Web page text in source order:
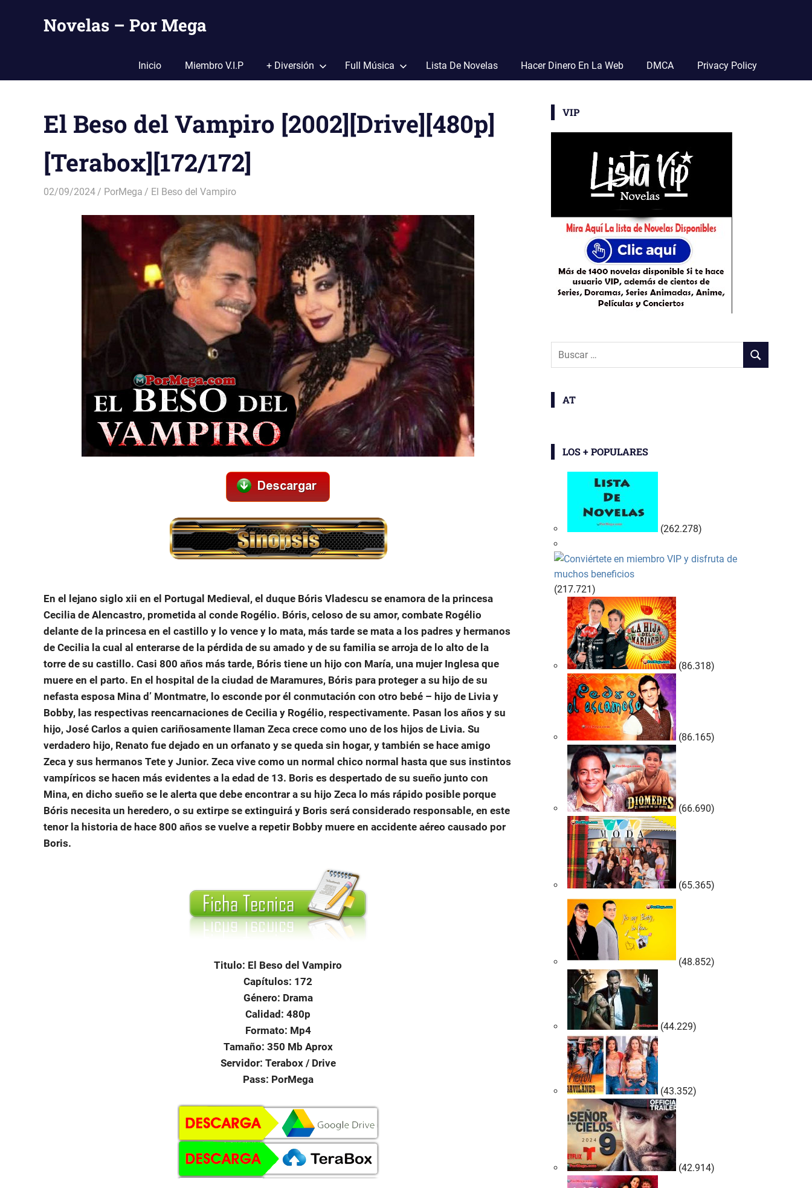
Novelas – Por Mega
Mega
Inicio Miembro V.I.P + Diversión Full Música Lista De Novelas Hacer Dinero En La Web DMCA Privacy Policy
El Beso del Vampiro [2002][Drive][480p]
[Terabox][172/172]
02/09/2024 PorMega El Beso del Vampiro
En el lejano siglo xii en el Portugal Medieval, el duque Bóris Vladescu se enamora de la princesa
Cecilia de Alencastro, prometida al conde Rogélio. Bóris, celoso de su amor, combate Rogélio
delante de la princesa en el castillo y lo vence y lo mata, más tarde se mata a los padres y hermanos
de Cecilia la cual al enterarse de la pérdida de su amado y de su familia se arroja de lo alto de la
torre de su castillo. Casi 800 años más tarde, Bóris tiene un hijo con María, una mujer Inglesa que
muere en el parto. En el hospital de la ciudad de Maramures, Bóris para proteger a su hijo de su
nefasta esposa Mina d’ Montmatre, lo esconde por él conmutación con otro bebé – hijo de Livia y
Bobby, las respectivas reencarnaciones de Cecilia y Rogélio, respectivamente. Pasan los años y su
hijo, José Carlos a quien cariñosamente llaman Zeca crece como uno de los hijos de Livia. Su
verdadero hijo, Renato fue dejado en un orfanato y se queda sin hogar, y también se hace amigo
Zeca y sus hermanos Tete y Junior. Zeca vive como un normal chico normal hasta que sus instintos
vampíricos se hacen más evidentes a la edad de 13. Boris es despertado de su sueño junto con
Mina, en dicho sueño se le alerta que debe encontrar a su hijo Zeca lo más rápido posible porque
Bóris necesita un heredero, o su extirpe se extinguirá y Boris será considerado responsable, en este
tenor la historia de hace 800 años se vuelve a repetir Bobby muere en accidente aéreo causado por
Boris.
Titulo: El Beso del Vampiro
Capítulos: 172
Género: Drama
Calidad: 480p
Formato: Mp4
Tamaño: 350 Mb Aprox
Servidor: Terabox / Drive
Pass: PorMega
VIP
Buscar:
BUSCAR
AT
LOS + POPULARES
(262.278)
(217.721)
(86.318)
(86.165)
(66.690)
(65.365)
(48.852)
(44.229)
(43.352)
(42.914)